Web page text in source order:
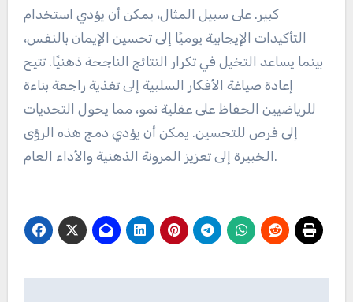
كبير. على سبيل المثال، يمكن أن يؤدي استخدام
التأكيدات الإيجابية يوميًا إلى تحسين الإيمان بالنفس،
بينما يساعد التخيل في تكرار النتائج الناجحة ذهنيًا. تتيح
إعادة صياغة الأفكار السلبية إلى تغذية راجعة بناءة
للرياضيين الحفاظ على عقلية نمو، مما يحول التحديات
إلى فرص للتحسين. يمكن أن يؤدي دمج هذه الرؤى
الخبيرة إلى تعزيز المرونة الذهنية والأداء العام.